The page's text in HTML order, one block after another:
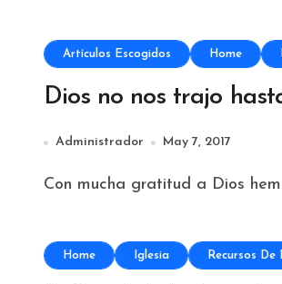
Artículos Escogidos Home
Dios no nos trajo
Administrador May 7, 2017
Con mucha gratitud a Dios
Home Iglesia Recursos De